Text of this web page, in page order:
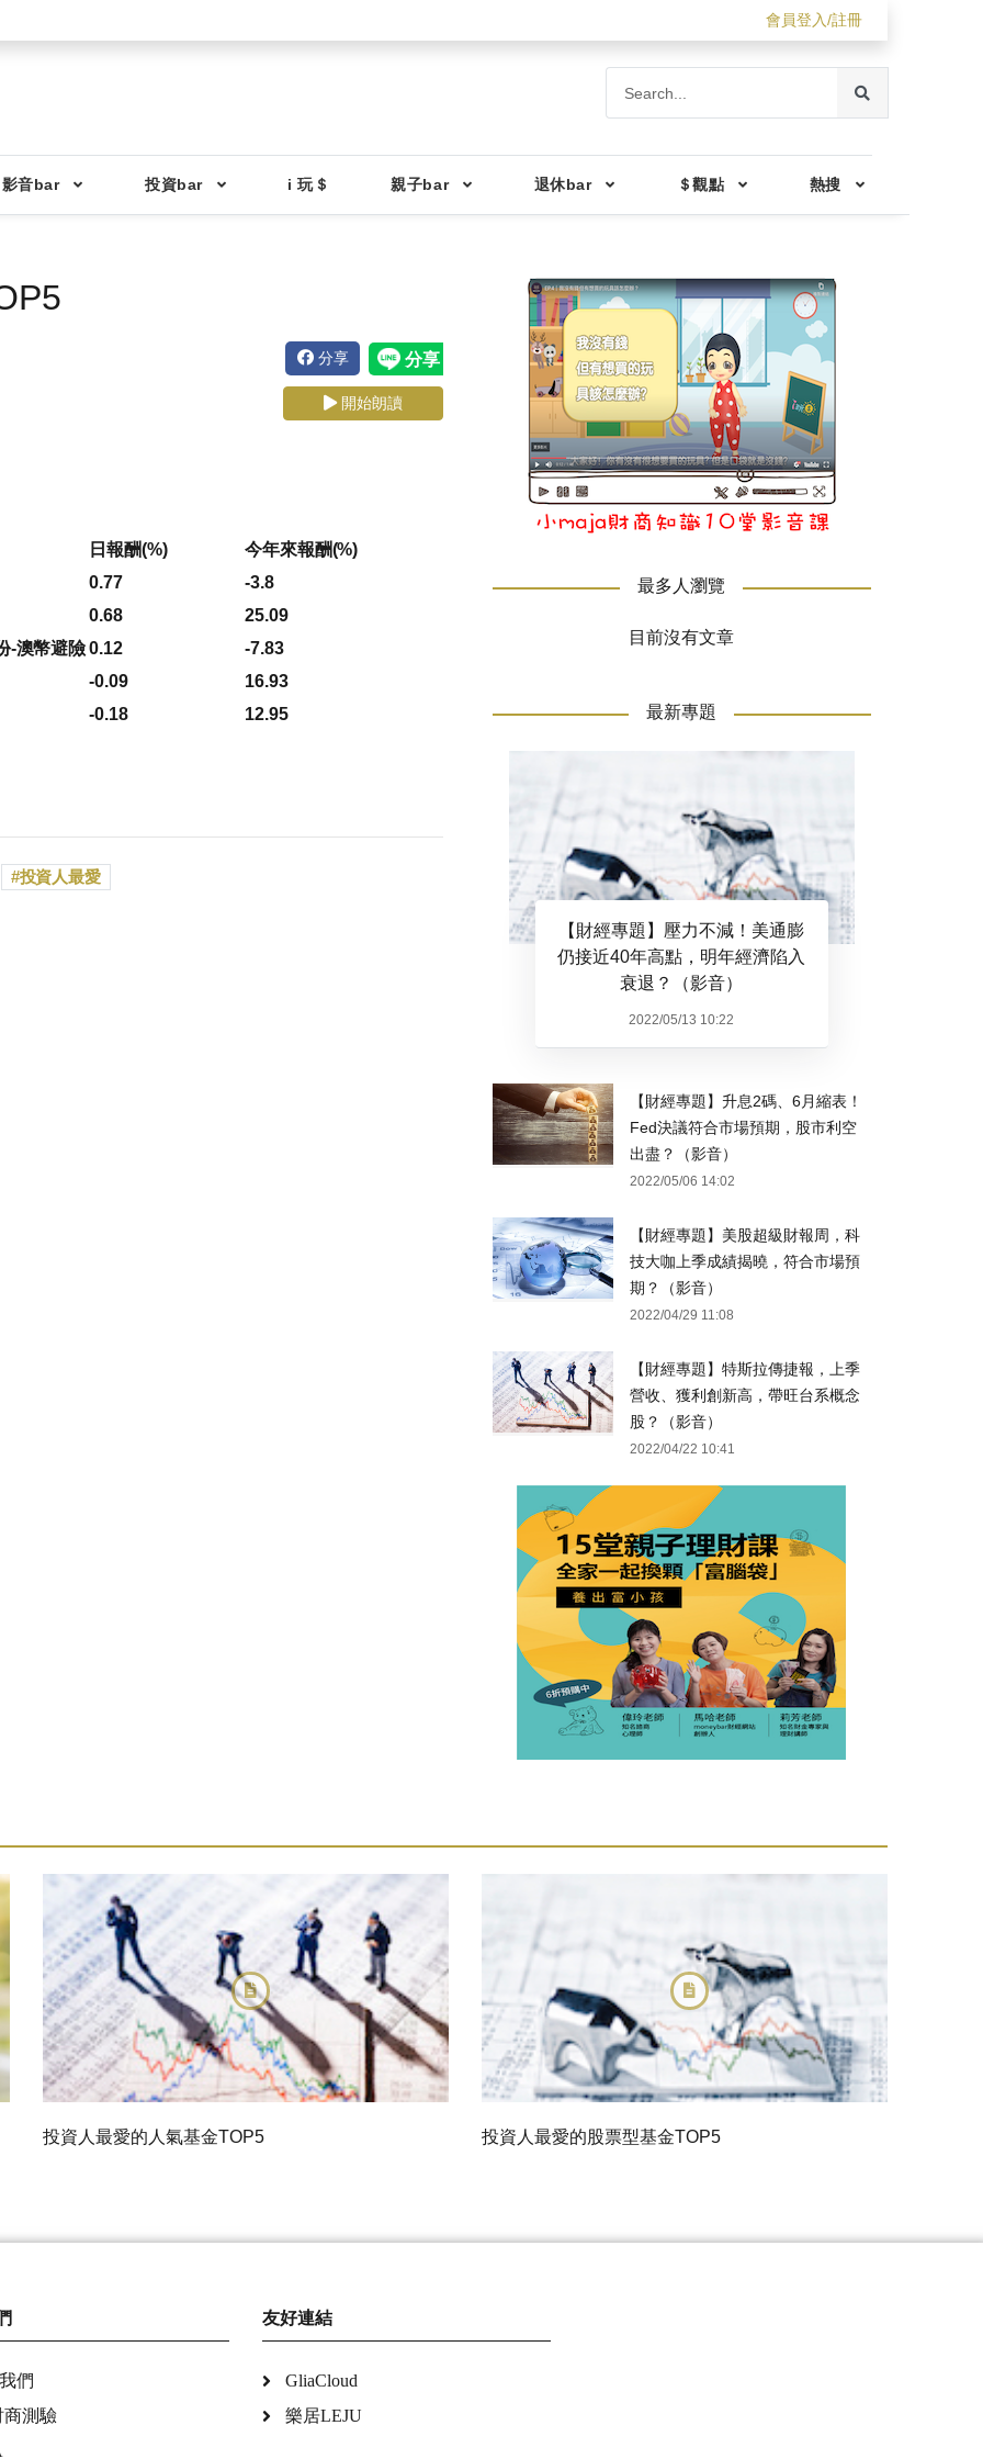
會員登入/註冊
音bar 投資bar i 玩＄ 親子bar 退休bar ＄觀點 熱搜
分享
開始朗讀
日報酬(%)
今年來報酬(%)
0.77
-3.8
0.68
25.09
-澳幣避險0.12
-7.83
-0.09
16.93
-0.18
12.95
投資人最愛
最多人瀏覽
目前沒有文章
最新專題
【財經專題】壓力不減！美通膨
仍接近40年高點，明年經濟陷入
衰退？（影音）
2022/05/13 10:22
【財經專題】升息2碼、6月縮表！
Fed決議符合市場預期，股市利空
出盡？（影音）
2022/05/06 14:02
【財經專題】美股超級財報周，科
技大咖上季成績揭曉，符合市場預
期？（影音）
2022/04/29 11:08
【財經專題】特斯拉傳捷報，上季
營收、獲利創新高，帶旺台系概念
股？（影音）
2022/04/22 10:41
投資人最愛的人氣基金TOP5 投資人最愛的股票型基金TOP5
們
商測驗
友好連結
GliaCloud
樂居LEJU